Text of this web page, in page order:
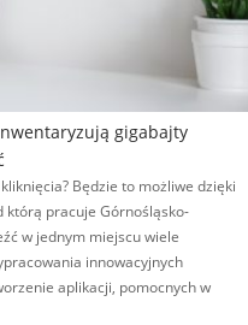
gigabajty
Będzie to możliwe dzięki
którą pracuje Górnośląsko-
w jednym miejscu wiele
innowacyjnych
aplikacji, pomocnych w